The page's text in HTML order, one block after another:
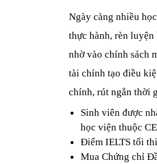
Ngày càng nhiều
thực hành, rèn
nhờ vào chính sách
tài chính tạo điều
chính, rút ngắn thời
Sinh viên được
học viện thuộc
Điểm IELTS tối
Mua Chứng chỉ